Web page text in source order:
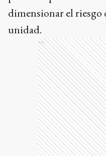
dimensionar el riesgo
unidad.
Ads